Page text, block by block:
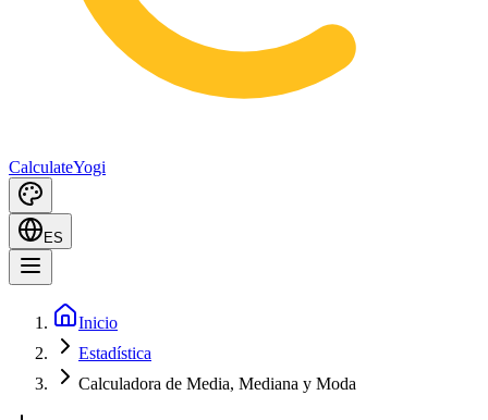
CalculateYogi
ES
Inicio
Estadística
Calculadora de Media, Mediana y Moda